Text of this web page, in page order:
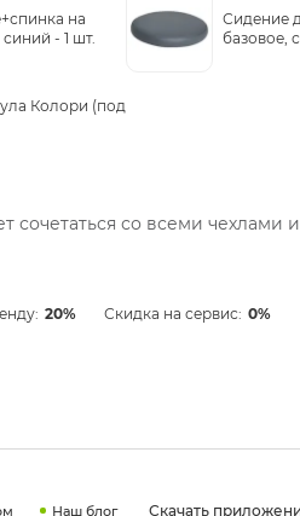
на
- 1 шт.
Сидение
базовое,
Колори (под
сочетаться со всеми чехлами
20% Скидка на сервис: 0%
Наш блог Скачать